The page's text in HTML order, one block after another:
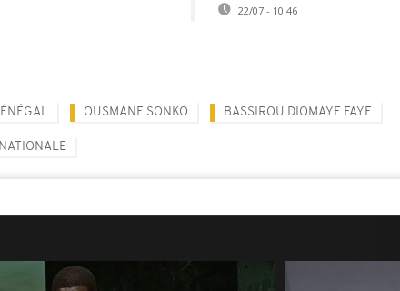
22/07 - 10:46
OUSMANE SONKO BASSIROU DIOMAYE FAYE